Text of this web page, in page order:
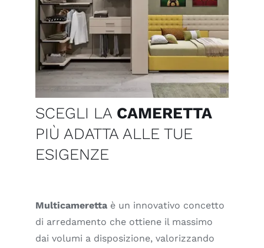
SCEGLI LA CAMERETTA
PIÙ ADATTA ALLE TUE
ESIGENZE
Multicameretta è un innovativo concetto
di arredamento che ottiene il massimo
dai volumi a disposizione, valorizzando